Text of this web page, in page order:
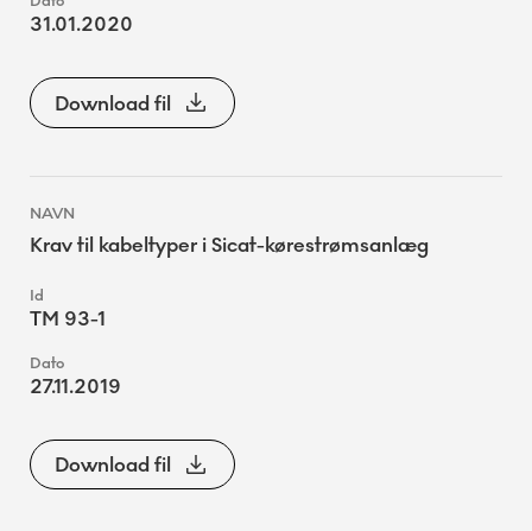
31.01.2020
Download fil
Krav til kabeltyper i Sicat-kørestrømsanlæg
TM 93-1
27.11.2019
Download fil